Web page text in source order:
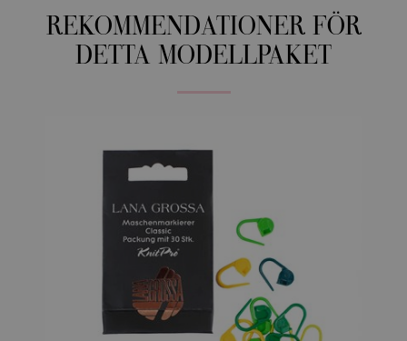
REKOMMENDATIONER FÖR
DETTA MODELLPAKET